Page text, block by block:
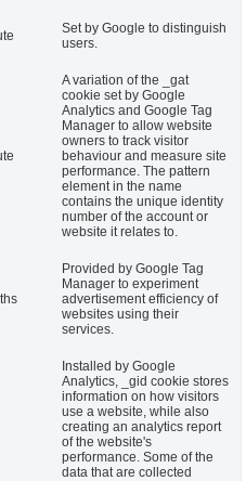
Set by Google to distinguish
users.
A variation of the _gat
cookie set by Google
Analytics and Google Tag
Manager to allow website
owners to track visitor
behaviour and measure site
performance. The pattern
element in the name
contains the unique identity
number of the account or
website it relates to.
Provided by Google Tag
Manager to experiment
advertisement efficiency of
websites using their
services.
Installed by Google
Analytics, _gid cookie stores
information on how visitors
use a website, while also
creating an analytics report
of the website's
performance. Some of the
data that are collected